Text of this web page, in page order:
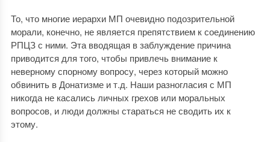
То, что многие иерархи МП очевидно подозрительной
морали, конечно, не является препятствием к соединению
РПЦЗ с ними. Эта вводящая в заблуждение причина
приводится для того, чтобы привлечь внимание к
неверному спорному вопросу, через который можно
обвинить в Донатизме и т.д. Наши разногласия с МП
никогда не касались личных грехов или моральных
вопросов, и люди должны стараться не сводить их к
этому.